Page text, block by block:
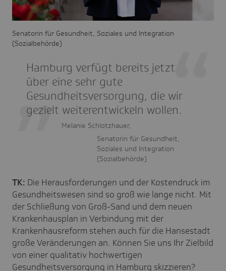
Senatorin für Gesundheit, Soziales und Integration
(Sozialbehörde)
Hamburg verfügt bereits jetzt
über eine sehr gute
Gesundheitsversorgung, die wir
gezielt weiterentwickeln wollen.
Melanie Schlotzhauer,
Senatorin für Gesundheit,
Soziales und Integration
(Sozialbehörde)
TK: Die Herausforderungen und der Kostendruck im
Gesundheitswesen sind so groß wie lange nicht. Mit
der Schließung von Groß-Sand und dem neuen
Krankenhausplan in Verbindung mit der
Krankenhausreform stehen auch für die Hansestadt
große Veränderungen an. Können Sie uns Ihr Zielbild
von einer qualitativ hochwertigen
Gesundheitsversorgung in Hamburg skizzieren?